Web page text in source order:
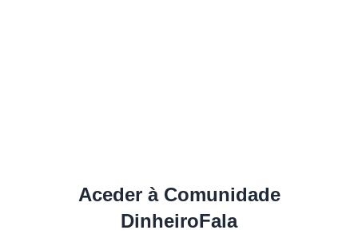
Aceder à Comunidade
DinheiroFala